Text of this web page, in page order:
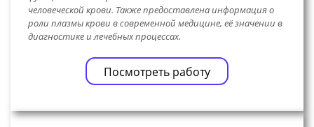
человеческой крови. Также предоставлена информация о
роли плазмы крови в современной медицине, её значении в
диагностике и лечебных процессах.
Посмотреть работу